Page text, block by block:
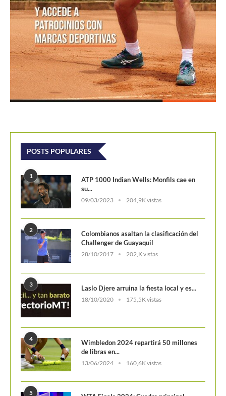
POSTS POPULARES
1
ATP 1000 Indian Wells: Monfils cae en
09/03/2023 204,9K vistas
2
Colombianos asaltan la clasificación del
Challenger de Guayaquil
28/10/2017 202,K vistas
3 Laslo Djere arruina la fiesta local y es...
18/10/2020 175,5K vistas
4
Wimbledon 2024 repartirá 50 millones
de libras en...
13/06/2024 160,6K vistas
5 WTA Finals 2024: Cuadro principal